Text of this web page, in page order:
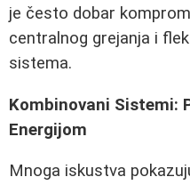
je često dobar
centralnog grejanja i
sistema.
Kombinovani Sistemi:
Energijom
Mnoga iskustva